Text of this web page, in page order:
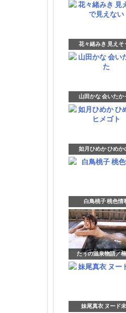
花々緒みき 見えそ
山田かな 会いたか
如月ひめか ひめか
白鳥桃子 桃色情
たぅの温泉物語／
妹尾真衣 ヌード